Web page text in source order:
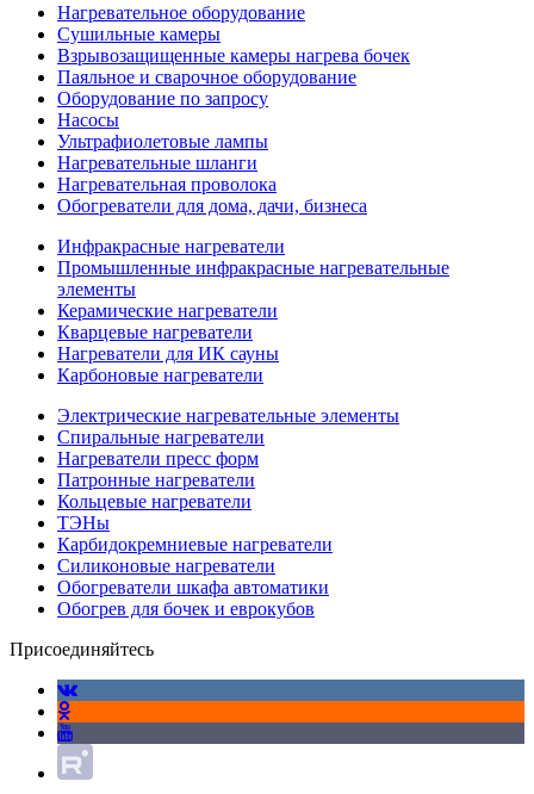
Нагревательное оборудование
Сушильные камеры
Взрывозащищенные камеры нагрева бочек
Паяльное и сварочное оборудование
Оборудование по запросу
Насосы
Ультрафиолетовые лампы
Нагревательные шланги
Нагревательная проволока
Обогреватели для дома, дачи, бизнеса
Инфракрасные нагреватели
Промышленные инфракрасные нагревательные
элементы
Керамические нагреватели
Кварцевые нагреватели
Нагреватели для ИК сауны
Карбоновые нагреватели
Электрические нагревательные элементы
Спиральные нагреватели
Нагреватели пресс форм
Патронные нагреватели
Кольцевые нагреватели
ТЭНы
Карбидокремниевые нагреватели
Силиконовые нагреватели
Обогреватели шкафа автоматики
Обогрев для бочек и еврокубов
Присоединяйтесь